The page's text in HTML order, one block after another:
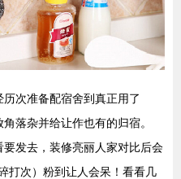
次准备配宿舍到真正用了
落杂并给让作也有的归宿。
要发去，装修亮丽人家对比后会
打次）粉到让人会呆！看看几